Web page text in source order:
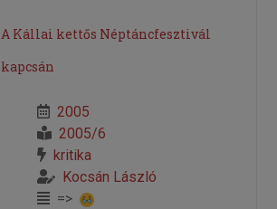
A Kállai kettős Néptáncfesztivál
kapcsán
2005
2005/6
kritika
Kocsán László
=>